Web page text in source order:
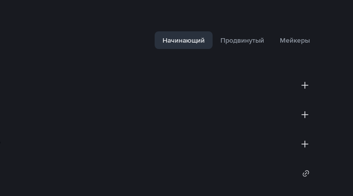
Начинающий Продвинутый Мейкеры